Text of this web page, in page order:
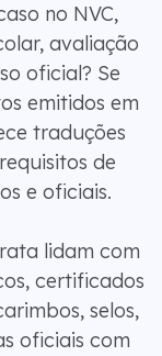
no NVC,
avaliação
oficial? Se
emitidos em
traduções
de
e oficiais.
lidam com
certificados
selos,
oficiais com